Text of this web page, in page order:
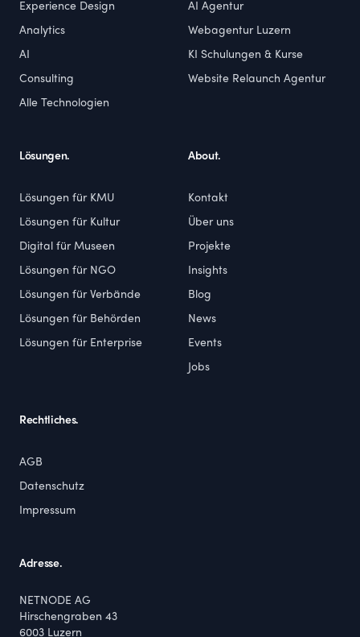
Experience Design
Analytics
AI
Consulting
Alle Technologien
AI Agentur
Webagentur Luzern
KI Schulungen & Kurse
Website Relaunch Agentur
Lösungen.
Lösungen für KMU
Lösungen für Kultur
Digital für Museen
Lösungen für NGO
Lösungen für Verbände
Lösungen für Behörden
Lösungen für Enterprise
About.
Kontakt
Über uns
Projekte
Insights
Blog
News
Events
Jobs
Rechtliches.
AGB
Datenschutz
Impressum
Adresse.
NETNODE AG
Hirschengraben 43
6003 Luzern